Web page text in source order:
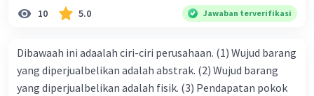
terbit. 4. gaji terutang untuk periode berjalan sebesar
Rp800.000,00 dari data di atas, pencatatan jurnal pembalik
10 5.0 Jawaban terverifikasi
Dibawaah ini adaalah ciri-ciri perusahaan. (1) Wujud barang
yang diperjualbelikan adalah abstrak. (2) Wujud barang
yang diperjualbelikan adalah fisik. (3) Pendapatan pokok